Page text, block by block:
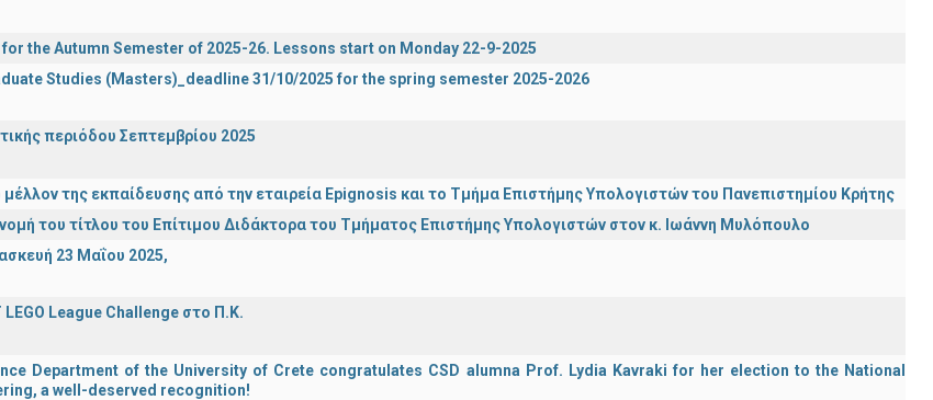
the Autumn Semester of 2025-26. Lessons start on Monday 22-9-2025
Studies (Masters)_deadline 31/10/2025 for the spring semester 2025-2026
περιόδου Σεπτεμβρίου 2025
μέλλον της εκπαίδευσης από την εταιρεία Epignosis και το Τμήμα Επιστήμης Υπολογιστών του Πανεπιστημίου Κρήτης
του τίτλου του Επίτιμου Διδάκτορα του Τμήματος Επιστήμης Υπολογιστών στον κ. Ιωάννη Μυλόπουλο
23 Μαΐου 2025,
League Challenge στο Π.Κ.
Department of the University of Crete congratulates CSD alumna Prof. Lydia Kavraki for her election to the National
a well-deserved recognition!